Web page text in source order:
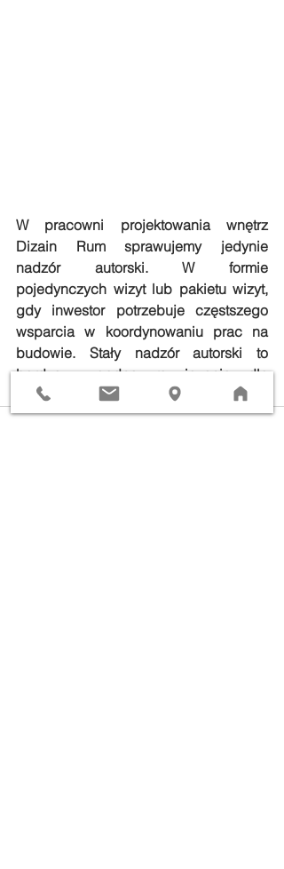
W pracowni projektowania wnętrz
Dizain Rum sprawujemy jedynie
nadzór autorski. W formie
pojedynczych wizyt lub pakietu wizyt,
gdy inwestor potrzebuje częstszego
wsparcia w koordynowaniu prac na
budowie. Stały nadzór autorski to
bardzo wygodne rozwiązanie dla
naszych zabieganych klientów.